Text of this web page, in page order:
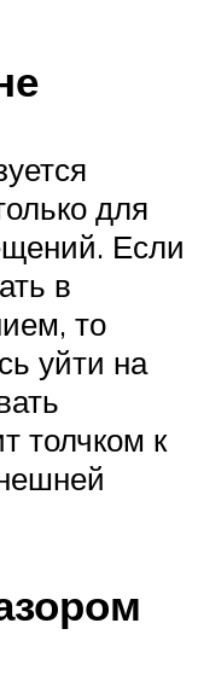
для
Если
в
то
уйти на
толчком к